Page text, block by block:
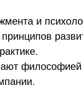
и
философией